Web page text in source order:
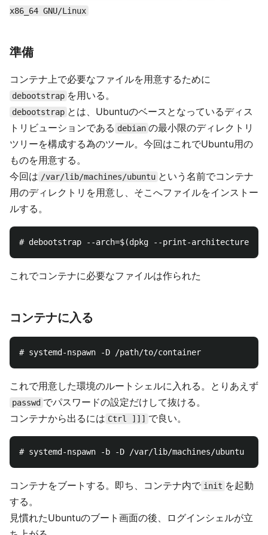
x86_64 GNU/Linux
準備
コンテナ上で必要なファイルを用意するために
debootstrap を用いる。
debootstrap とは、Ubuntuのベースとなっているディス
トリビューションである debian の最小限のディレクトリ
ツリーを構成する為のツール。今回はこれでUbuntu用の
ものを用意する。
今回は /var/lib/machines/ubuntu という名前でコンテナ
用のディレクトリを用意し、そこへファイルをインストー
ルする。
これでコンテナに必要なファイルは作られた
コンテナに入る
これで用意した環境のルートシェルに入れる。とりあえず
passwd でパスワードの設定だけして抜ける。
コンテナから出るには Ctrl ]]] で良い。
コンテナをブートする。即ち、コンテナ内で init を起動
する。
見慣れたUbuntuのブート画面の後、ログインシェルが立